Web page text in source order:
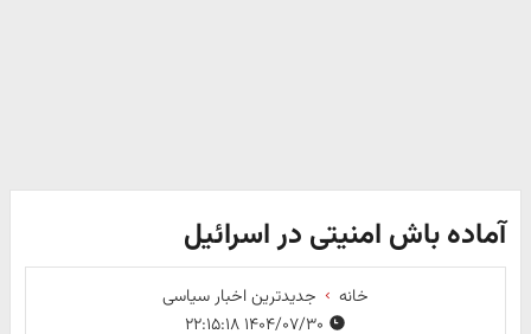
آماده باش امنیتی در اسرائیل
خانه
جدیدترین اخبار سیاسی